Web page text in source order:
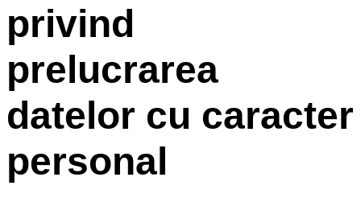
privind
prelucrarea
datelor cu caracter
personal